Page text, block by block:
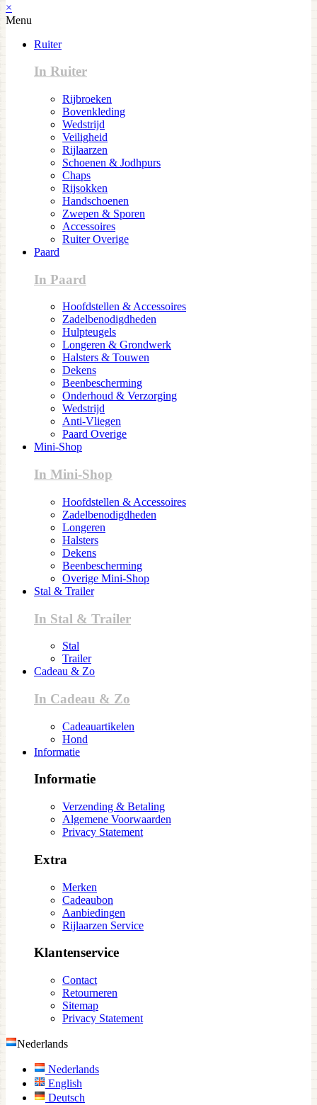
×
Menu
Ruiter
In Ruiter
Rijbroeken
Bovenkleding
Wedstrijd
Veiligheid
Rijlaarzen
Schoenen & Jodhpurs
Chaps
Rijsokken
Handschoenen
Zwepen & Sporen
Accessoires
Ruiter Overige
Paard
In Paard
Hoofdstellen & Accessoires
Zadelbenodigdheden
Hulpteugels
Longeren & Grondwerk
Halsters & Touwen
Dekens
Beenbescherming
Onderhoud & Verzorging
Wedstrijd
Anti-Vliegen
Paard Overige
Mini-Shop
In Mini-Shop
Hoofdstellen & Accessoires
Zadelbenodigdheden
Longeren
Halsters
Dekens
Beenbescherming
Overige Mini-Shop
Stal & Trailer
In Stal & Trailer
Stal
Trailer
Cadeau & Zo
In Cadeau & Zo
Cadeauartikelen
Hond
Informatie
Informatie
Verzending & Betaling
Algemene Voorwaarden
Privacy Statement
Extra
Merken
Cadeaubon
Aanbiedingen
Rijlaarzen Service
Klantenservice
Contact
Retourneren
Sitemap
Privacy Statement
Nederlands
Nederlands
English
Deutsch